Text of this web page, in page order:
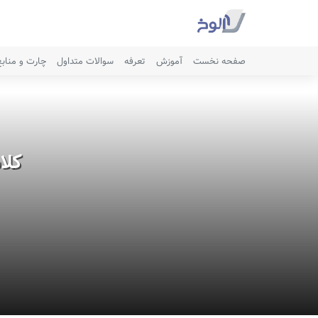
صفحه نخست آموزش تعرفه سوالات متداول چارت و